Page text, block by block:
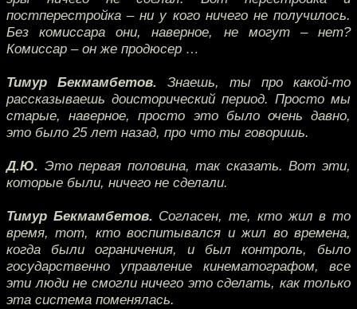
постперестройка – ни у кого ничего не получилось.
Без комиссара они, наверное, не могут – нет?
Комиссар – он же продюсер …
Тимур Бекмамбетов. Знаешь, ты про какой-то
рассказываешь доисторический период. Просто мы
старые, наверное, просто это было очень давно,
это было 25 лет назад, про что ты говоришь.
Д.Ю. Это первая половина, так сказать. Вот эти,
которые были, ничего не сделали.
Тимур Бекмамбетов. Согласен, те, кто жил в то
время, тот, кто воспитывался и жил во времена,
когда были ограничения, и был контроль, было
государственно управление кинематографом, все
эти люди не смогли ничего это сделать, как только
эта система поменялась.